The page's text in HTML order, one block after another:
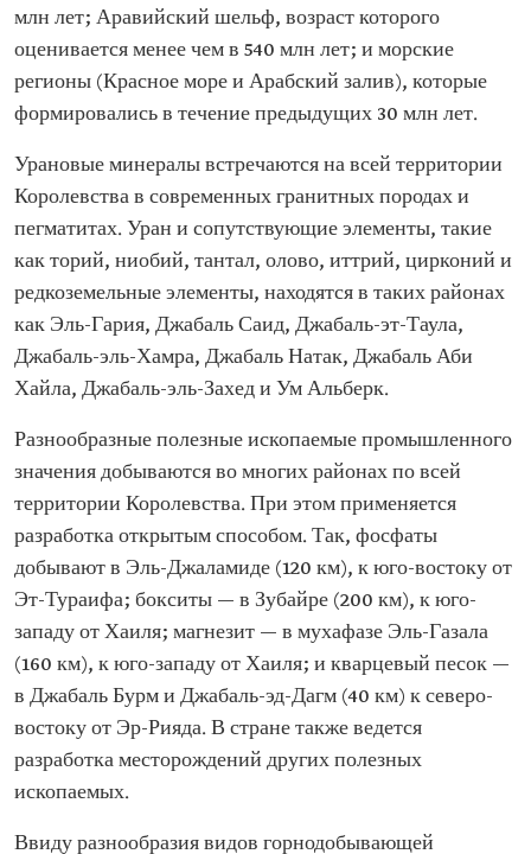
млн лет; Аравийский шельф, возраст которого
оценивается менее чем в 540 млн лет; и морские
регионы (Красное море и Арабский залив), которые
формировались в течение предыдущих 30 млн лет.
Урановые минералы встречаются на всей территории
Королевства в современных гранитных породах и
пегматитах. Уран и сопутствующие элементы, такие
как торий, ниобий, тантал, олово, иттрий, цирконий и
редкоземельные элементы, находятся в таких районах
как Эль-Гария, Джабаль Саид, Джабаль-эт-Таула,
Джабаль-эль-Хамра, Джабаль Натак, Джабаль Аби
Хайла, Джабаль-эль-Захед и Ум Альберк.
Разнообразные полезные ископаемые промышленного
значения добываются во многих районах по всей
территории Королевства. При этом применяется
разработка открытым способом. Так, фосфаты
добывают в Эль-Джаламиде (120 км), к юго-востоку от
Эт-Тураифа; бокситы — в Зубайре (200 км), к юго-
западу от Хаиля; магнезит — в мухафазе Эль-Газала
(160 км), к юго-западу от Хаиля; и кварцевый песок —
в Джабаль Бурм и Джабаль-эд-Дагм (40 км) к северо-
востоку от Эр-Рияда. В стране также ведется
разработка месторождений других полезных
ископаемых.
Ввиду разнообразия видов горнодобывающей